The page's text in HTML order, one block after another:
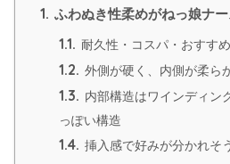
1. ふわぬき性柔めがねっ娘ナ
1.1. 耐久性・コスパ・おすす
1.2. 外側が硬く、内側が柔ら
1.3. 内部構造はワインディン
っぽい構造
1.4. 挿入感で好みが分かれそ